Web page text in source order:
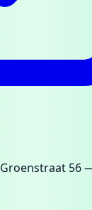
Groenstraat 56